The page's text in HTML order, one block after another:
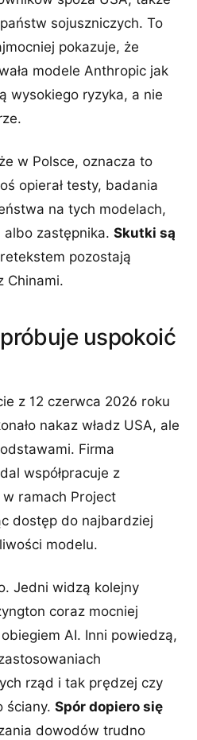
sojuszniczych. To
pokazuje, że
modele Anthropic jak
wysokiego ryzyka, a nie
w Polsce, oznacza to
opierał testy, badania
na tych modelach,
albo zastępnika. Skutki są
pozostają
Chinami.
uspokoić
z 12 czerwca 2026 roku
nakaz władz USA, ale
Firma
współpracuje z
ramach Project
dostęp do najbardziej
modelu.
Jedni widzą kolejny
coraz mocniej
AI. Inni powiedzą,
rząd i tak prędzej czy
ściany. Spór dopiero się
dowodów trudno